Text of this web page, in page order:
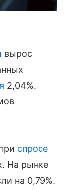
вырос
2,04%.
спросе
На рынке
на 0,79%.